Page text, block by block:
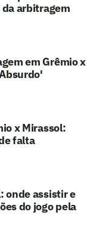
arbitragem
em Grêmio x
x Mirassol:
falta
onde assistir e
do jogo pela